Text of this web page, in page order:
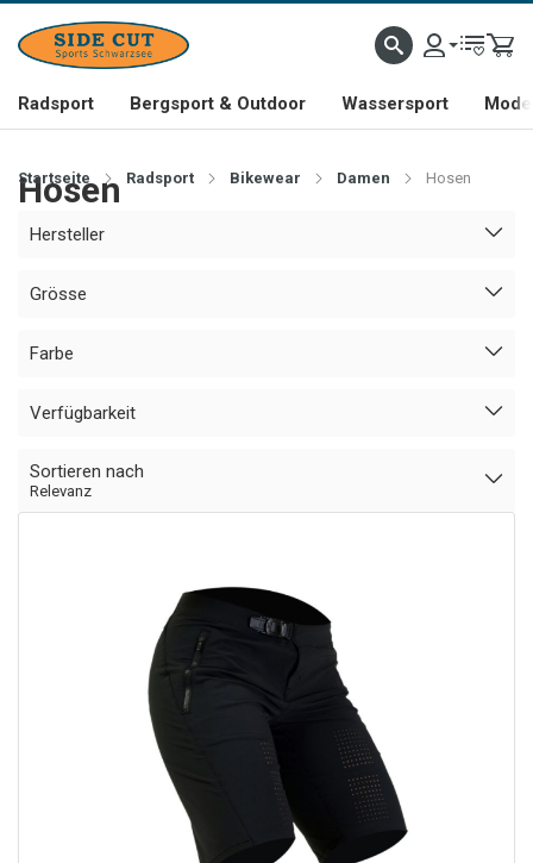
Radsport Bergsport & Outdoor Wassersport
Startseite Radsport Bikewear Damen Hosen
Hosen
Hersteller
Grösse
Farbe
Verfügbarkeit
Sortieren nach
Relevanz